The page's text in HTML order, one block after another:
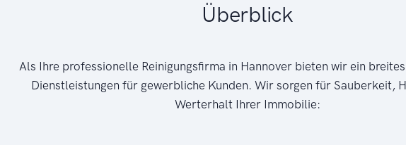
Überblick
Als Ihre professionelle Reinigungsfirma in Hannover bieten wir ein
Dienstleistungen für gewerbliche Kunden. Wir sorgen für Sauberkeit,
Werterhalt Ihrer Immobilie: